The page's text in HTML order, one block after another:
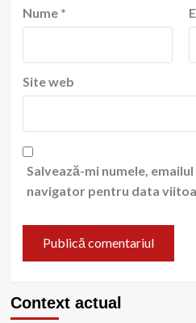
Nume *
Site web
Salvează-mi numele,
navigator pentru data
Context actual